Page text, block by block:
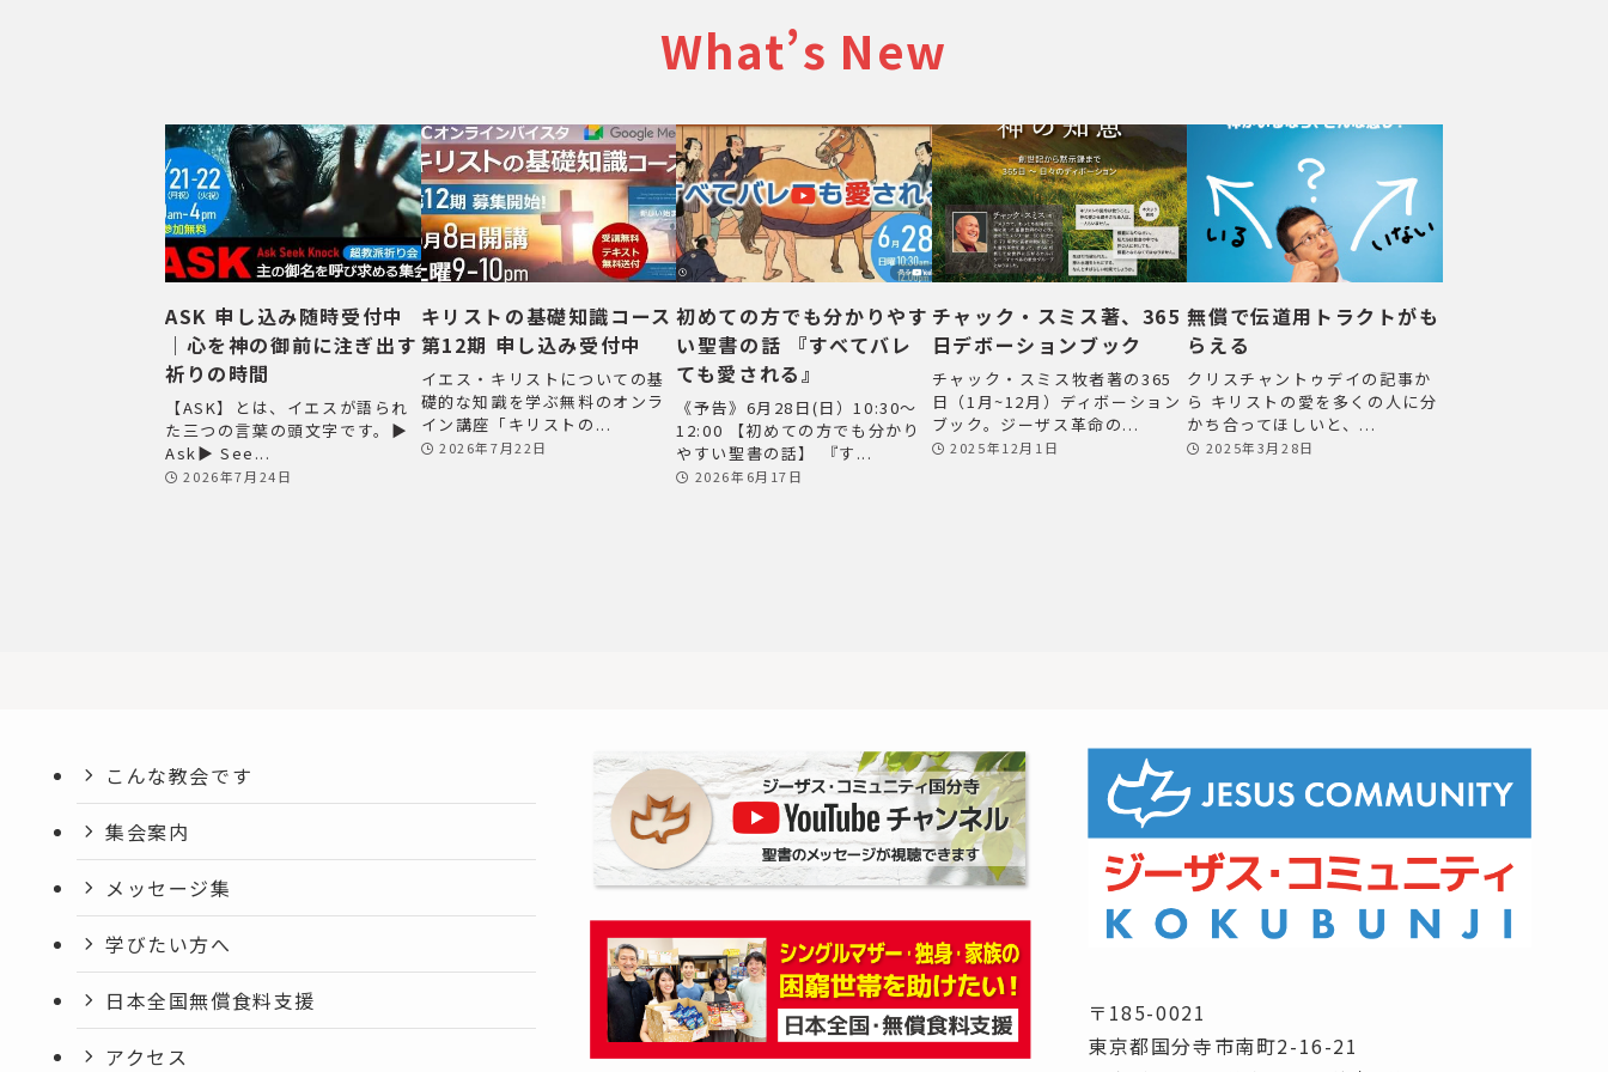
What’s New
ASK 申し込み随時受付中
｜心を神の御前に注ぎ出す
祈りの時間
【ASK】とは、イエスが語られ
た三つの言葉の頭文字です。▶
Ask▶ See...
2026年7月24日
キリストの基礎知識コース
第12期 申し込み受付中
イエス・キリストについての基
礎的な知識を学ぶ無料のオンラ
イン講座「キリストの...
2026年7月22日
初めての方でも分かりやす
い聖書の話 『すべてバレ
ても愛される』
《予告》6月28日(日）10:30～
12:00 【初めての方でも分かり
やすい聖書の話】 『す...
2026年6月17日
チャック・スミス著、365
日デボーションブック
チャック・スミス牧者著の365
日（1月~12月）ディボーション
ブック。ジーザス革命の...
2025年12月1日
無償で伝道用トラクトがも
らえる
クリスチャントゥデイの記事か
ら キリストの愛を多くの人に分
かち合ってほしいと、...
2025年3月28日
こんな教会です
集会案内
メッセージ集
学びたい方へ
日本全国無償食料支援
アクセス
〒185-0021
東京都国分寺市南町2-16-21